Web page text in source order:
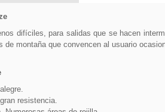
difíciles, para salidas que se hacen
de montaña que convencen al usuario
resistencia.